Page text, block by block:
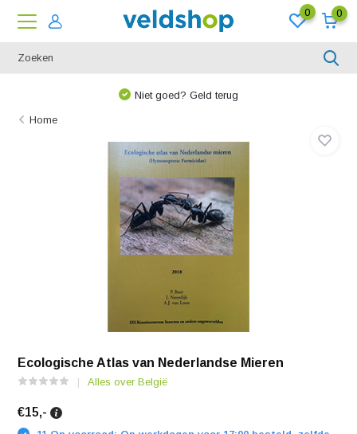
0 0
Niet goed? Geld terug
Home
Ecologische Atlas van Nederlandse Mieren
Alles over België
€15,-